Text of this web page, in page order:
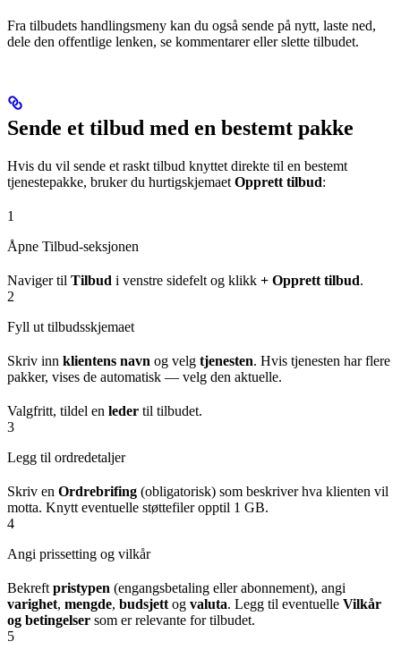
Fra tilbudets handlingsmeny kan du også sende på nytt, laste ned,
dele den offentlige lenken, se kommentarer eller slette tilbudet.
Sende et tilbud med en bestemt pakke
Hvis du vil sende et raskt tilbud knyttet direkte til en bestemt
tjenestepakke, bruker du hurtigskjemaet Opprett tilbud:
1
Åpne Tilbud-seksjonen
Naviger til Tilbud i venstre sidefelt og klikk + Opprett tilbud.
2
Fyll ut tilbudsskjemaet
Skriv inn klientens navn og velg tjenesten. Hvis tjenesten har flere
pakker, vises de automatisk — velg den aktuelle.
Valgfritt, tildel en leder til tilbudet.
3
Legg til ordredetaljer
Skriv en Ordrebrifing (obligatorisk) som beskriver hva klienten vil
motta. Knytt eventuelle støttefiler opptil 1 GB.
4
Angi prissetting og vilkår
Bekreft pristypen (engangsbetaling eller abonnement), angi
varighet, mengde, budsjett og valuta. Legg til eventuelle Vilkår
og betingelser som er relevante for tilbudet.
5